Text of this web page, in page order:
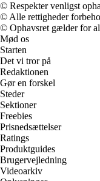
© Respekter venligst
© Alle rettigheder
© Ophavsret gælder for
Mød os
Starten
Det vi tror på
Redaktionen
Gør en forskel
Steder
Sektioner
Freebies
Prisnedsættelser
Ratings
Produktguides
Brugervejledning
Videoarkiv